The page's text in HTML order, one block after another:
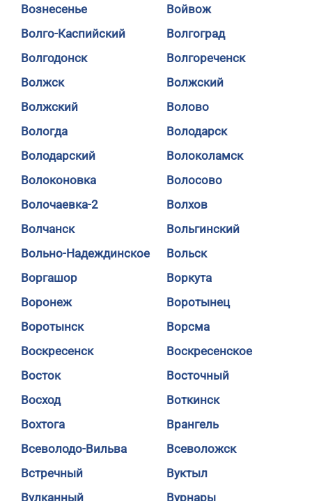
Вознесенье
Войвож
Волго-Каспийский
Волгоград
Волгодонск
Волгореченск
Волжск
Волжский
Волжский
Волово
Вологда
Володарск
Володарский
Волоколамск
Волоконовка
Волосово
Волочаевка-2
Волхов
Волчанск
Вольгинский
Вольно-Надеждинское
Вольск
Воргашор
Воркута
Воронеж
Воротынец
Воротынск
Ворсма
Воскресенск
Воскресенское
Восток
Восточный
Восход
Воткинск
Вохтога
Врангель
Всеволодо-Вильва
Всеволожск
Встречный
Вуктыл
Вулканный
Вурнары